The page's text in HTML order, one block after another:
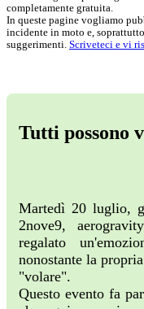
completamente gratuita.
In queste pagine vogliamo
incidente in moto e,
suggerimenti. Scriveteci e vi
Tutti possono
Martedì 20 luglio,
2nove9,
regalato
nonostante la
"volare".
Questo evento fa